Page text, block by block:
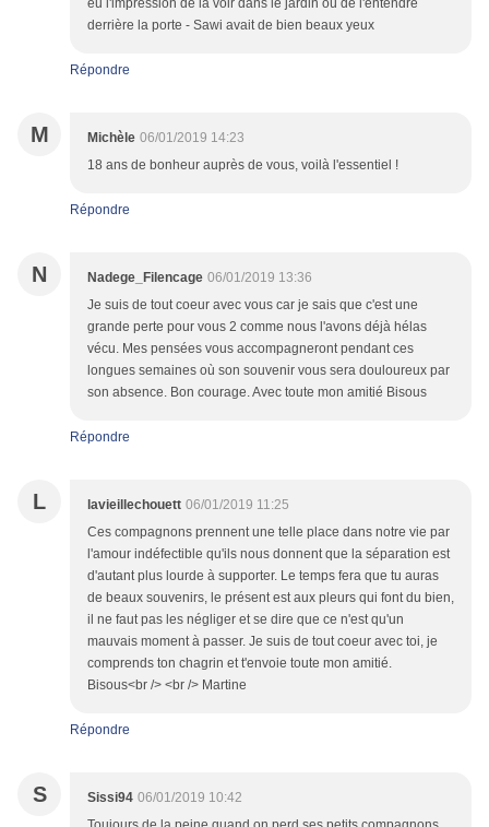
eu l'impression de la voir dans le jardin où de l'entendre
derrière la porte - Sawi avait de bien beaux yeux
Répondre
M Michèle 06/01/2019 14:23
18 ans de bonheur auprès de vous, voilà l'essentiel !
Répondre
N Nadege_Filencage 06/01/2019 13:36
Je suis de tout coeur avec vous car je sais que c'est une
grande perte pour vous 2 comme nous l'avons déjà hélas
vécu. Mes pensées vous accompagneront pendant ces
longues semaines où son souvenir vous sera douloureux par
son absence. Bon courage. Avec toute mon amitié Bisous
Répondre
L lavieillechouett 06/01/2019 11:25
Ces compagnons prennent une telle place dans notre vie par
l'amour indéfectible qu'ils nous donnent que la séparation est
d'autant plus lourde à supporter. Le temps fera que tu auras
de beaux souvenirs, le présent est aux pleurs qui font du bien,
il ne faut pas les négliger et se dire que ce n'est qu'un
mauvais moment à passer. Je suis de tout coeur avec toi, je
comprends ton chagrin et t'envoie toute mon amitié.
Bisous<br /> <br /> Martine
Répondre
S Sissi94 06/01/2019 10:42